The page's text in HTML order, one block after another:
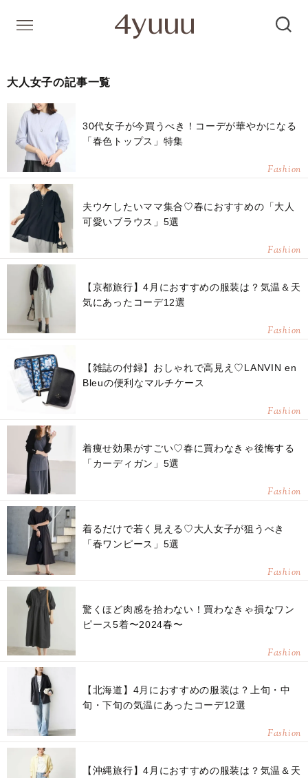
大人女子の記事一覧
30代女子が今買うべき！コーデが華やかになる
「春色トップス」特集
Fashion
夫ウケしたいママ集合♡春におすすめの「大人
可愛いブラウス」5選
Fashion
【京都旅行】4月におすすめの服装は？気温＆天
気にあったコーデ12選
Fashion
【雑誌の付録】おしゃれで高見え♡LANVIN en
Bleuの便利なマルチケース
Fashion
着痩せ効果がすごい♡春に買わなきゃ後悔する
「カーディガン」5選
Fashion
着るだけで若く見える♡大人女子が狙うべき
「春ワンピース」5選
Fashion
驚くほど肉感を拾わない！買わなきゃ損なワン
ピース5着〜2024春〜
Fashion
【北海道】4月におすすめの服装は？上旬・中
旬・下旬の気温にあったコーデ12選
Fashion
【沖縄旅行】4月におすすめの服装は？気温＆天